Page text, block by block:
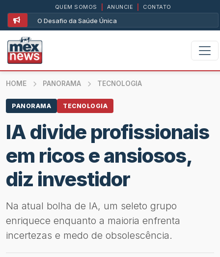
O Desafio da Saúde Única
QUEM SOMOS ANUNCIE CONTATO
HOME PANORAMA TECNOLOGIA
PANORAMA TECNOLOGIA
IA divide profissionais
em ricos e ansiosos,
diz investidor
Na atual bolha de IA, um seleto grupo
enriquece enquanto a maioria enfrenta
incertezas e medo de obsolescência.